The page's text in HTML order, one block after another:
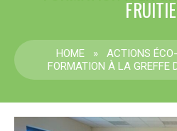
HOME » ACTIONS
FORMATION À LA GREFFE